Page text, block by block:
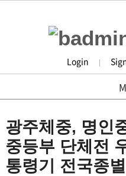
Login |
tournament
광주체중, 명인
중등부 단체전
통령기 전국종